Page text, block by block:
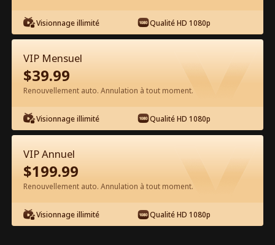
Épisode 56 - La Vierge et le
milliardaire Film complet
1-50 51-76 Tous les épisodes
56
Visionnage illimité Qualité HD 1080p
VIP Mensuel
$39.99
Renouvellement auto. Annulation à tout moment.
Visionnage illimité Qualité HD 1080p
VIP Annuel
$199.99
Renouvellement auto. Annulation à tout moment.
Visionnage illimité Qualité HD 1080p